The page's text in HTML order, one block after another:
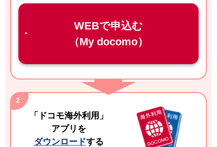
WEBで申込む
（My docomo）
「ドコモ海外利用」
アプリを
ダウンロードする